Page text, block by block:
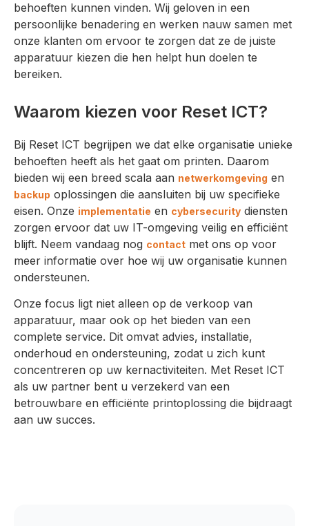
behoeften kunnen vinden. Wij geloven in een
persoonlijke benadering en werken nauw samen met
onze klanten om ervoor te zorgen dat ze de juiste
apparatuur kiezen die hen helpt hun doelen te
bereiken.
Waarom kiezen voor Reset ICT?
Bij Reset ICT begrijpen we dat elke organisatie unieke
behoeften heeft als het gaat om printen. Daarom
bieden wij een breed scala aan netwerkomgeving en
backup oplossingen die aansluiten bij uw specifieke
eisen. Onze implementatie en cybersecurity diensten
zorgen ervoor dat uw IT-omgeving veilig en efficiënt
blijft. Neem vandaag nog contact met ons op voor
meer informatie over hoe wij uw organisatie kunnen
ondersteunen.
Onze focus ligt niet alleen op de verkoop van
apparatuur, maar ook op het bieden van een
complete service. Dit omvat advies, installatie,
onderhoud en ondersteuning, zodat u zich kunt
concentreren op uw kernactiviteiten. Met Reset ICT
als uw partner bent u verzekerd van een
betrouwbare en efficiënte printoplossing die bijdraagt
aan uw succes.